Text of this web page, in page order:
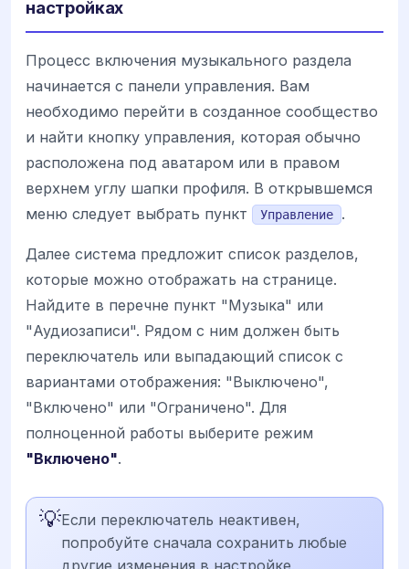
настройках
Процесс включения музыкального раздела
начинается с панели управления. Вам
необходимо перейти в созданное сообщество
и найти кнопку управления, которая обычно
расположена под аватаром или в правом
верхнем углу шапки профиля. В открывшемся
меню следует выбрать пункт
Управление .
Далее система предложит список разделов,
которые можно отображать на странице.
Найдите в перечне пункт "Музыка" или
"Аудиозаписи". Рядом с ним должен быть
переключатель или выпадающий список с
вариантами отображения: "Выключено",
"Включено" или "Ограничено". Для
полноценной работы выберите режим
"Включено".
💡Если переключатель неактивен,
попробуйте сначала сохранить любые
другие изменения в настройке,